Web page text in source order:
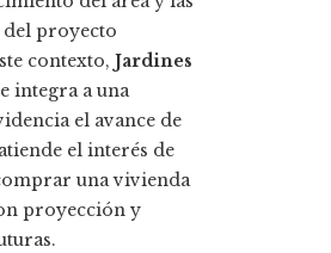
proyecto
contexto, Jardines
integra a una
el avance de
el interés de
una vivienda
proyección y